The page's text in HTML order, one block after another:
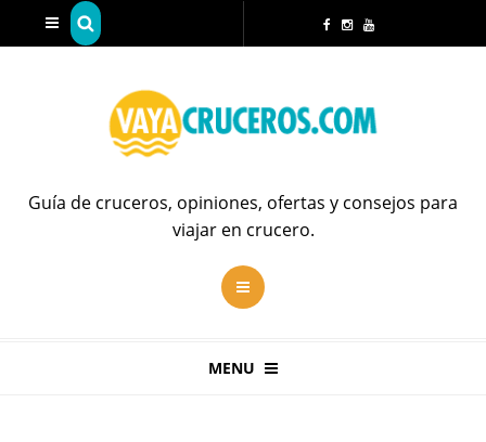
Guía de cruceros, opiniones, ofertas y consejos para
viajar en crucero.
MENU